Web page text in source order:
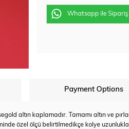
Whatsapp ile Sipariş
Payment Options
altın kaplamadır. Tamamı altın ve
özel ölçü belirtilmedikçe kolye